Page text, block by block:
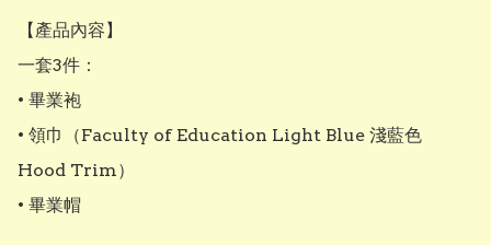
【產品內容】
一套3件：
• 畢業袍
• 領巾（Faculty of Education Light Blue 淺藍色
Hood Trim）
• 畢業帽